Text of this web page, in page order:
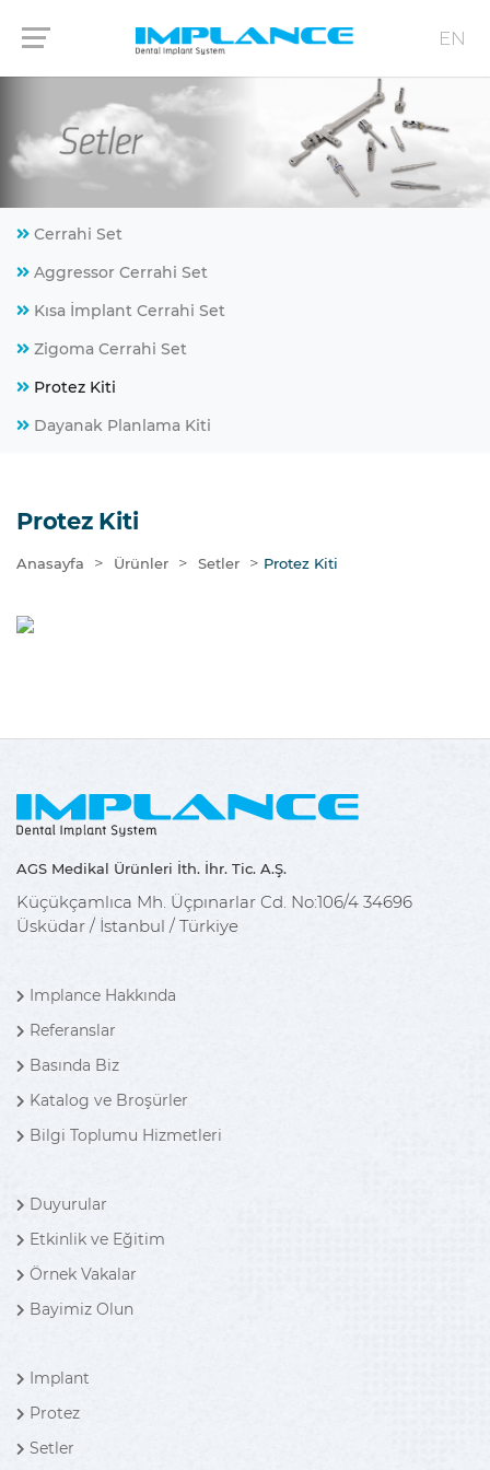
EN
Cerrahi Set
Aggressor Cerrahi Set
Kısa İmplant Cerrahi Set
Zigoma Cerrahi Set
Protez Kiti
Dayanak Planlama Kiti
Protez Kiti
Anasayfa > Ürünler > Setler > Protez Kiti
AGS Medikal Ürünleri İth. İhr. Tic. A.Ş.
Küçükçamlıca Mh. Üçpınarlar Cd. No:106/4 34696
Üsküdar / İstanbul / Türkiye
Implance Hakkında
Referanslar
Basında Biz
Katalog ve Broşürler
Bilgi Toplumu Hizmetleri
Duyurular
Etkinlik ve Eğitim
Örnek Vakalar
Bayimiz Olun
Implant
Protez
Setler